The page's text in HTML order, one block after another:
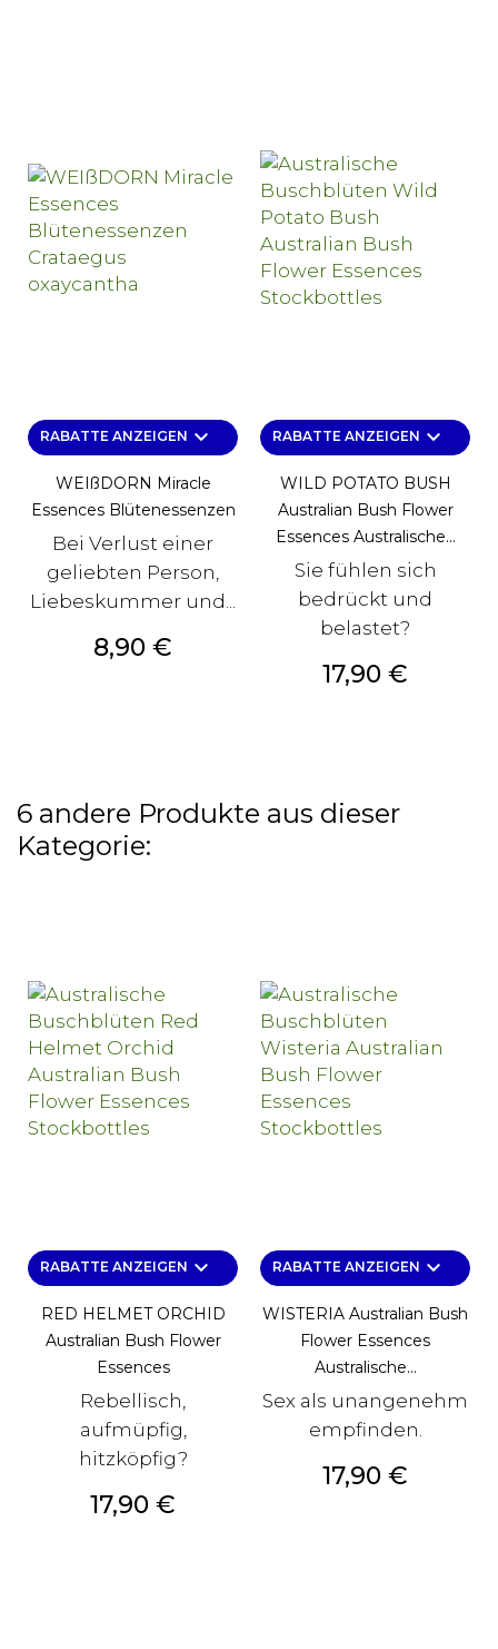
RABATTE ANZEIGEN keyboard_arrow_down
WEIßDORN Miracle
Essences Blütenessenzen
Bei Verlust einer
geliebten Person,
Liebeskummer und...
Preis
8,90 €
RABATTE ANZEIGEN keyboard_arrow_down
WILD POTATO BUSH
Australian Bush Flower
Essences Australische...
Sie fühlen sich
bedrückt und
belastet?
Preis
17,90 €
6 andere Produkte aus dieser
Kategorie:
RABATTE ANZEIGEN keyboard_arrow_down
RED HELMET ORCHID
Australian Bush Flower
Essences
Rebellisch,
aufmüpfig,
hitzköpfig?
Preis
17,90 €
RABATTE ANZEIGEN keyboard_arrow_down
WISTERIA Australian Bush
Flower Essences
Australische...
Sex als unangenehm
empfinden.
Preis
17,90 €